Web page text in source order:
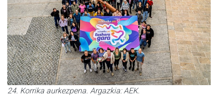
24. Korrika aurkezpena. Argazkia: AEK.